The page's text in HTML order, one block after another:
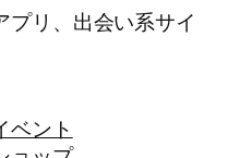
リ、出会い系サイ
ベント